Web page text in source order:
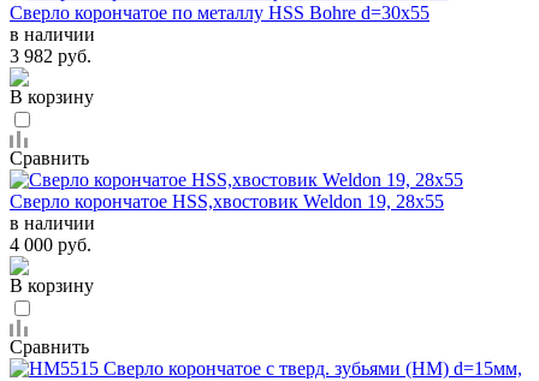
Сверло корончатое по металлу HSS Bohre d=30х55
в наличии
3 982 руб.
В корзину
Сравнить
Сверло корончатое HSS,хвостовик Weldon 19, 28х55
в наличии
4 000 руб.
В корзину
Сравнить